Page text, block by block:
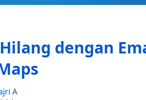
dengan
A